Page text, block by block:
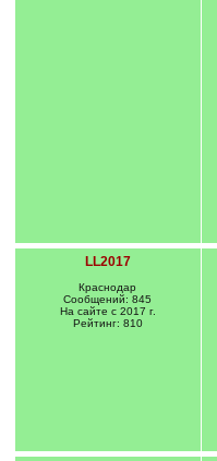
LL2017
Краснодар
Сообщений: 845
На сайте с 2017 г.
Рейтинг: 810